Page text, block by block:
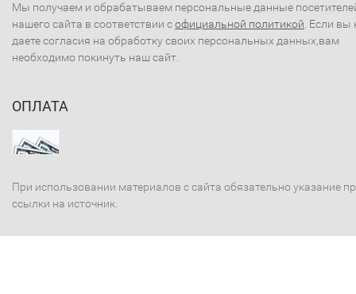
Мы получаем и обрабатываем персональные данные
нашего сайта в соответствии софициальной политикой . Если вы
даете согласия на обработку своих персональных данных,вам
необходимо покинуть наш сайт.
ОПЛАТА
При использовании материалов с сайта обязательно указание
ссылки на источник.